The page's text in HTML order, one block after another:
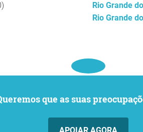
Rio Grande
Rio Grande
que as suas